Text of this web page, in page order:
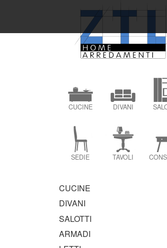
CUCINE DIVANI
SEDIE TAVOLI
CUCINE
DIVANI
SALOTTI
ARMADI